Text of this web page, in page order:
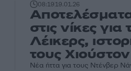
08:1919.01.26
στις νίκες
Λέικερς,
τους Χιούστον
Νέα ήττα για τους Ντένβερ